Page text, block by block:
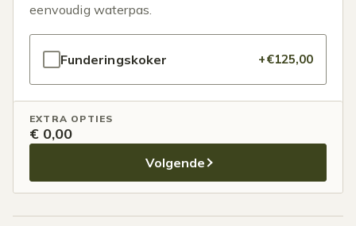
eenvoudig waterpas.
Funderingskoker +€125,00
EXTRA OPTIES
€ 0,00
Volgende